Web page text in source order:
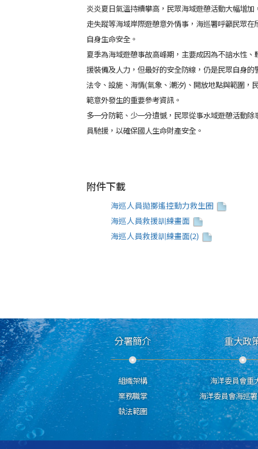
炎炎夏日氣溫持續攀高，民眾海域遊憩活動大幅增
走失蹤等海域岸際遊憩意外情事，海巡署呼籲民眾
自身生命安全。
夏季為海域遊憩事故高峰期，主要成因為不諳水性
援裝備及人力，但最好的安全防線，仍是民眾自身
法令、設施、海情(氣象、潮汐)、開放地點與範圍，
範意外發生的重要參考資訊。
多一分防範、少一分遺憾，民眾從事水域遊憩活動
員馳援，以確保國人生命財產安全。
附件下載
海巡人員拋擲遙控動力救生圈
海巡人員救援訓練畫面
海巡人員救援訓練畫面(2)
分署簡介
組織架構
業務職掌
執法範圍
重大政
海洋委員會重
海洋委員會海巡